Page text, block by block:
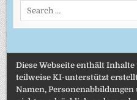
Search
Diese Webseite enthält
teilweise KI-unterstützt
Namen,